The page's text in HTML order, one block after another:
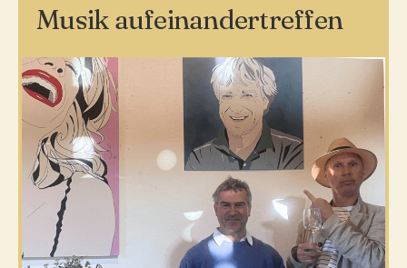
Musik aufeinandertreffen